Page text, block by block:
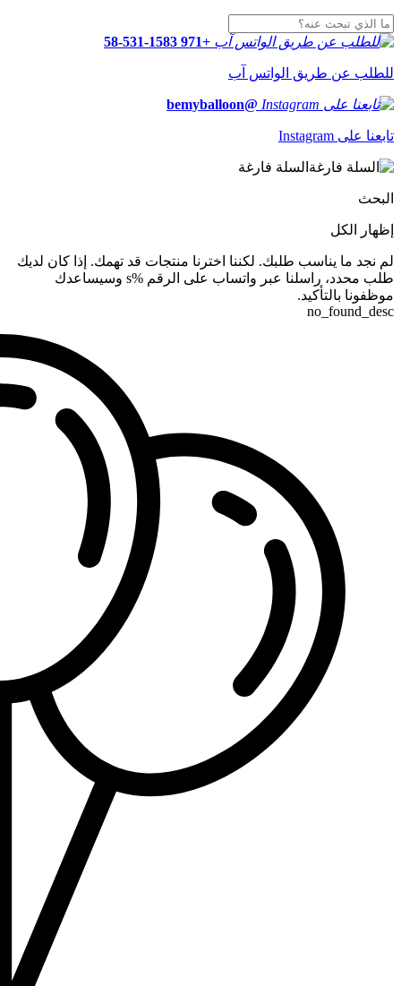
+971 58-531-1583
للطلب عن طريق الواتس آب
@bemyballoon
تابعنا على Instagram
السلة فارغة
البحث
إظهار الكل
لم نجد ما يناسب طلبك. لكننا اخترنا منتجات قد تهمك. إذا كان لديك
طلب محدد، راسلنا عبر واتساب على الرقم %s وسيساعدك
موظفونا بالتأكيد.
no_found_desc